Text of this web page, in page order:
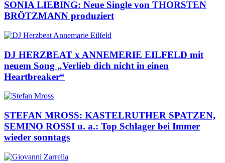
SONIA LIEBING: Neue Single von THORSTEN
BRÖTZMANN produziert
DJ HERZBEAT x ANNEMERIE EILFELD mit
neuem Song „Verlieb dich nicht in einen
Heartbreaker“
STEFAN MROSS: KASTELRUTHER SPATZEN,
SEMINO ROSSI u. a.: Top Schlager bei Immer
wieder sonntags